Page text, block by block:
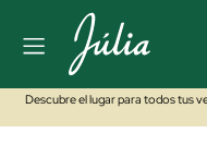
Descubre el lugar para todos tus